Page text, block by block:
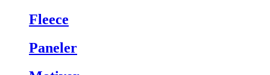
Fleece
Paneler